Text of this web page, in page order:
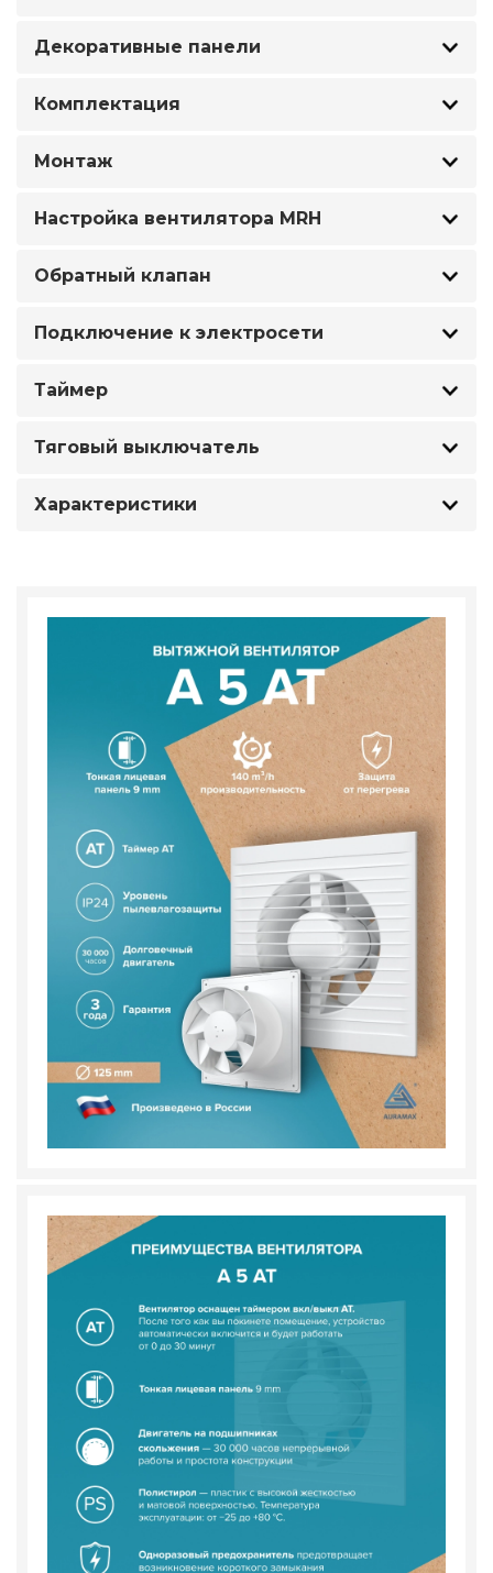
Декоративные панели
Комплектация
Монтаж
Настройка вентилятора MRH
Обратный клапан
Подключение к электросети
Таймер
Тяговый выключатель
Характеристики